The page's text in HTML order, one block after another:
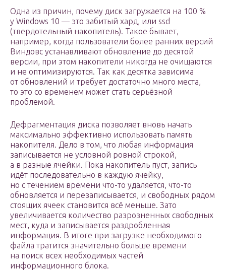
Одна из причин, почему диск загружается на 100 %
у Windows 10 — это забитый хард, или ssd
(твердотельный накопитель). Такое бывает,
например, когда пользователи более ранних версий
Виндовс устанавливают обновление до десятой
версии, при этом накопители никогда не очищаются
и не оптимизируются. Так как десятка зависима
от обновлений и требует достаточно много места,
то это со временем может стать серьёзной
проблемой.
Дефрагментация диска позволяет вновь начать
максимально эффективно использовать память
накопителя. Дело в том, что любая информация
записывается не условной ровной строкой,
а в разные ячейки. Пока накопитель пуст, запись
идёт последовательно в каждую ячейку,
но с течением времени что-то удаляется, что-то
обновляется и перезаписывается, и свободных рядом
стоящих ячеек становится всё меньше. Зато
увеличивается количество разрозненных свободных
мест, куда и записывается раздробленная
информация. В итоге при загрузке необходимого
файла тратится значительно больше времени
на поиск всех необходимых частей
информационного блока.